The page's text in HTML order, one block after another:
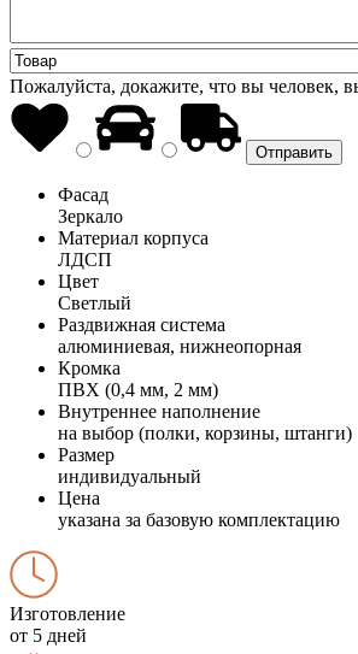
Пожалуйста, докажите, что вы человек,
Фасад
Зеркало
Материал корпуса
ЛДСП
Цвет
Светлый
Раздвижная система
алюминиевая, нижнеопорная
Кромка
ПВХ (0,4 мм, 2 мм)
Внутреннее наполнение
на выбор (полки, корзины, штанги)
Размер
индивидуальный
Цена
указана за базовую комплектацию
Изготовление
от 5 дней